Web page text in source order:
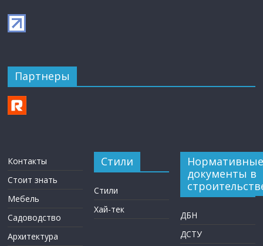
Партнеры
Контакты
Стоит знать
Мебель
Садоводство
Архитектура
Стили
Стили
Хай-тек
Нормативные
документы в
ДБН
ДСТУ